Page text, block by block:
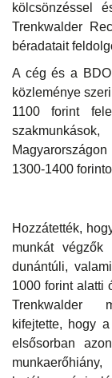
kölcsönzéssel
Trenkwalder
béradatait
A cég és a
közleménye
1100 forint
1300-1400
Hozzátették,
munkát
dunántúli,
1000 forint alatti
Trenkwalder
kifejtette, hogy
elsősorban